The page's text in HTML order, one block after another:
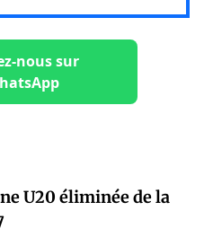
nous sur
U20 éliminée de la